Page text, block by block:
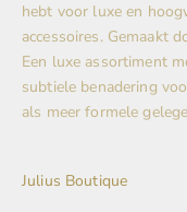
hebt voor luxe en
accessoires. Gemaakt
Een luxe assortiment
subtiele benadering
als meer formele
Julius Boutique